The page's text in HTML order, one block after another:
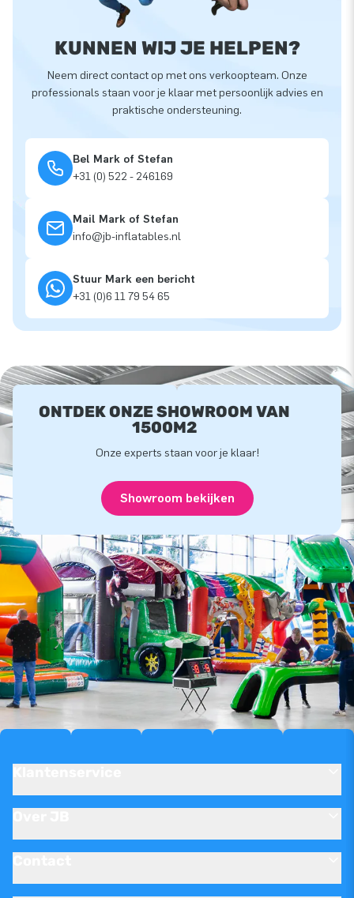
KUNNEN WIJ JE HELPEN?
Neem direct contact op met ons verkoopteam. Onze
professionals staan voor je klaar met persoonlijk advies en
praktische ondersteuning.
Bel Mark of Stefan
+31 (0) 522 - 246169
Mail Mark of Stefan
info@jb-inflatables.nl
Stuur Mark een bericht
+31 (0)6 11 79 54 65
ONTDEK ONZE SHOWROOM VAN
1500M2
Onze experts staan voor je klaar!
Showroom bekijken